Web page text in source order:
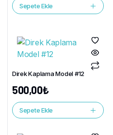
Sepete Ekle
Direk Kaplama Model #12
500,00₺
Sepete Ekle